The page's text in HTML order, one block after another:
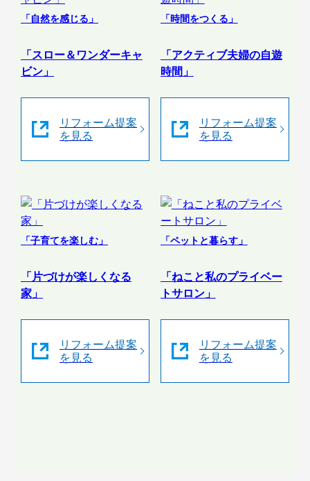
「自然を感じる」
「スロー＆ワンダーキャ
ビン」
リフォーム提案
を見る
「時間をつくる」
「アクティブ夫婦の自遊
時間」
リフォーム提案
を見る
「子育てを楽しむ」
「片づけが楽しくなる
家」
リフォーム提案
を見る
「ペットと暮らす」
「ねこと私のプライベー
トサロン」
リフォーム提案
を見る